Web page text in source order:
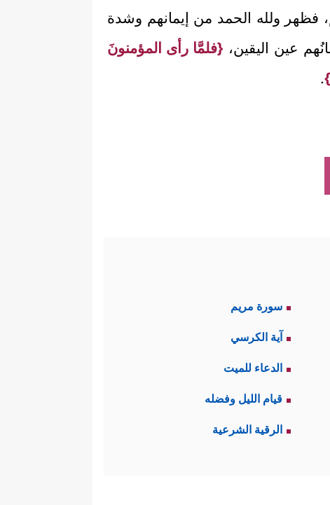
فظهر ولله الحمد من إيمانهم وشدة
عين اليقين، {فلمَّا رأى المؤمنونَ
.
سورة مريم
آية الكرسي
الدعاء للميت
قيام الليل وفضله
الرقية الشرعية